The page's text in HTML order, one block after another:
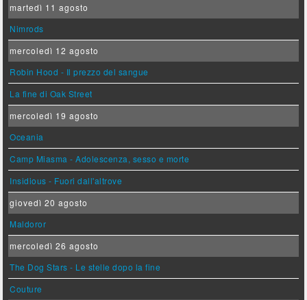
martedì 11 agosto
Nimrods
mercoledì 12 agosto
Robin Hood - Il prezzo del sangue
La fine di Oak Street
mercoledì 19 agosto
Oceania
Camp Miasma - Adolescenza, sesso e morte
Insidious - Fuori dall'altrove
giovedì 20 agosto
Maldoror
mercoledì 26 agosto
The Dog Stars - Le stelle dopo la fine
Couture